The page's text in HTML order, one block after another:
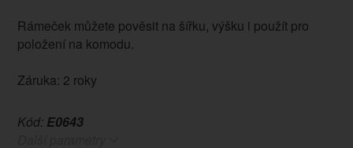
Rámeček můžete pověsit na šířku, výšku i použít pro
položení na komodu.
Záruka: 2 roky
Kód: E0643